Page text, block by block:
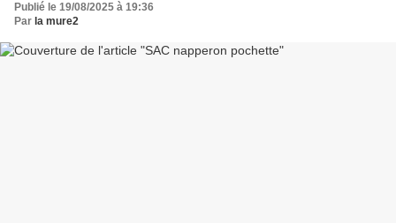
Publié le 19/08/2025 à 19:36
Par la mure2